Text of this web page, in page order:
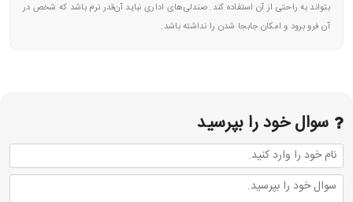
بتواند به راحتی از آن استفاده کند. صندلی‌های اداری نباید آن‌قدر نرم باشد که شخص در
آن فرو برود و امکان جابجا شدن را نداشته باشد.
سوال خود را بپرسید